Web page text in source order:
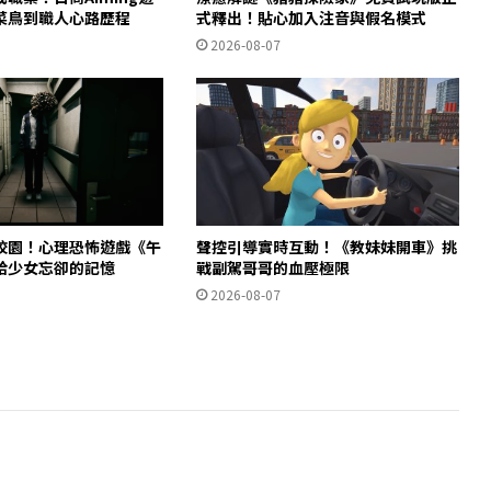
鳥到職人心路歷程
式釋出！貼心加入注音與假名模式
2026-08-07
園！心理恐怖遊戲《午
少女忘卻的記憶
聲控引導實時互動！《教妹妹開車》挑
戰副駕哥哥的血壓極限
2026-08-07